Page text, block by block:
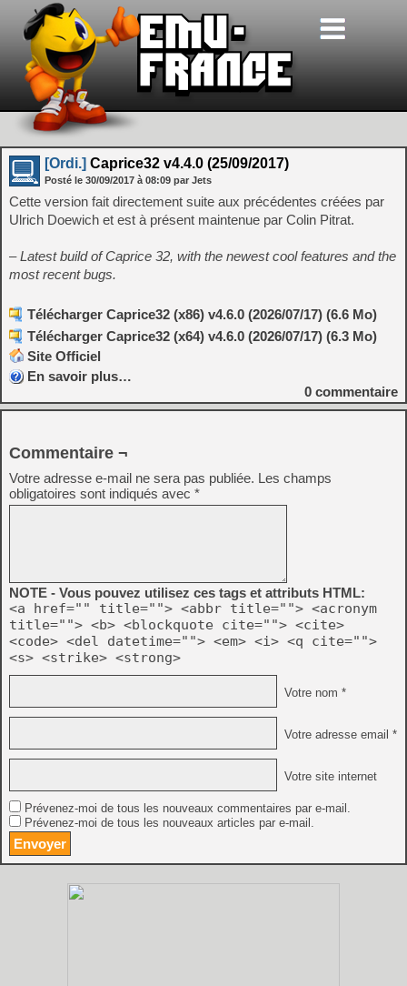
[Ordi.] Caprice32 v4.4.0 (25/09/2017)
Posté le 30/09/2017 à 08:09 par Jets
Cette version fait directement suite aux précédentes créées par
Ulrich Doewich et est à présent maintenue par Colin Pitrat.
– Latest build of Caprice 32, with the newest cool features and the
most recent bugs.
Télécharger Caprice32 (x86) v4.6.0 (2026/07/17) (6.6 Mo)
Télécharger Caprice32 (x64) v4.6.0 (2026/07/17) (6.3 Mo)
Site Officiel
En savoir plus…
0 commentaire
Commentaire ¬
Votre adresse e-mail ne sera pas publiée. Les champs
obligatoires sont indiqués avec *
NOTE - Vous pouvez utilisez ces tags et attributs HTML:
<a href="" title=""> <abbr title=""> <acronym
title=""> <b> <blockquote cite=""> <cite>
<code> <del datetime=""> <em> <i> <q cite="">
<s> <strike> <strong>
Votre nom *
Votre adresse email *
Votre site internet
Prévenez-moi de tous les nouveaux commentaires par e-mail.
Prévenez-moi de tous les nouveaux articles par e-mail.